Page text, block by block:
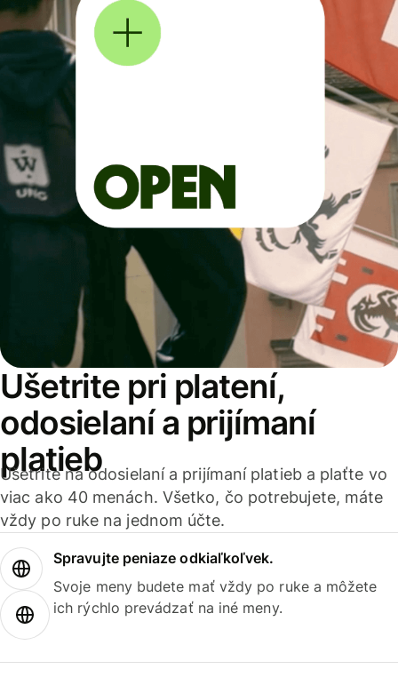
Ušetrite pri platení,
odosielaní a prijímaní
platieb
Ušetrite na odosielaní a prijímaní platieb a plaťte vo
viac ako 40 menách. Všetko, čo potrebujete, máte
vždy po ruke na jednom účte.
Spravujte peniaze odkiaľkoľvek.
Svoje meny budete mať vždy po ruke a môžete
ich rýchlo prevádzať na iné meny.